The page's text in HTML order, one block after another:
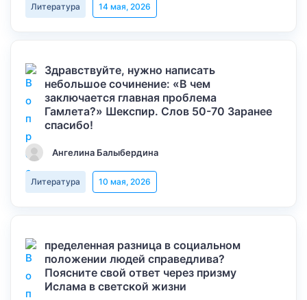
Литература 14 мая, 2026
Здравствуйте, нужно написать
небольшое сочинение: «В чем
заключается главная проблема
Гамлета?» Шекспир. Слов 50-70 Заранее
спасибо!
Ангелина Балыбердина
Литература 10 мая, 2026
пределенная разница в социальном
положении людей справедлива?
Поясните свой ответ через призму
Ислама в светской жизни